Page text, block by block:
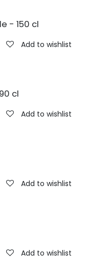
- 150 cl
Add to wishlist
cl
Add to wishlist
Add to wishlist
Add to wishlist